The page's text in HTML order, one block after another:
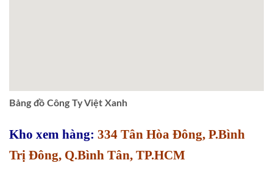
Bảng đồ Công Ty Việt Xanh
Kho xem hàng: 334 Tân Hòa Đông, P.Bình
Trị Đông, Q.Bình Tân, TP.HCM